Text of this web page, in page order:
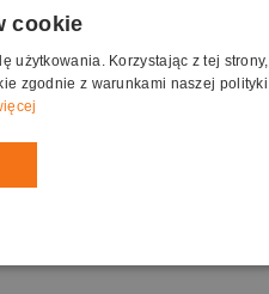
cookie
użytkowania. Korzystając z tej strony,
zgodnie z warunkami naszej polityki